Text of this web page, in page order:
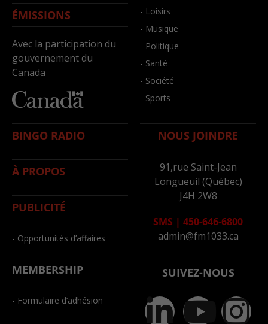
ÉMISSIONS
Avec la participation du
gouvernement du
Canada
- Loisirs
- Musique
- Politique
- Santé
- Société
- Sports
BINGO RADIO
À PROPOS
PUBLICITÉ
- Opportunités d’affaires
MEMBERSHIP
- Formulaire d’adhésion
NOUS JOINDRE
91,rue Saint-Jean
Longueuil (Québec)
J4H 2W8
SMS | 450-646-6800
admin@fm1033.ca
SUIVEZ-NOUS